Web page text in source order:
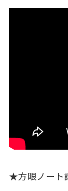
★方眼ノート